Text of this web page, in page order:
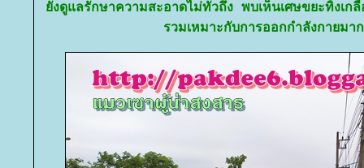
งดูแลรักษาความสะอาดไม่ทั่วถึง พบเห็นเศษขยะทิ้งเก
รวมเหมาะกับการออกกำลังกายมา